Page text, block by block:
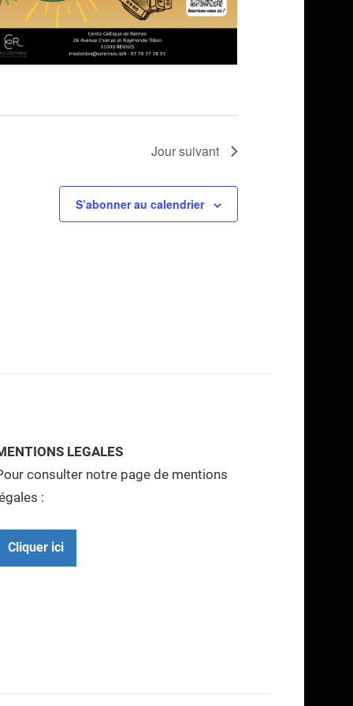
Jour suivant
S’abonner au calendrier
LEGALES
consulter notre page de mentions
:
Cliquer ici